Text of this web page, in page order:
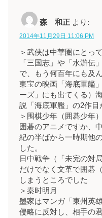
森 和正 より:
2014年11月29日 11:06 PM
＞武侠は中華圏にとっ
「三国志」や「水滸伝
で、もう何百年にも及
東宝の映画「海底軍艦
ーズ」にも出てくる）
説「海底軍艦」の2作目
＞围棋少年（囲碁少年）
囲碁のアニメですか、
紀の半ばから一時期他
した。
日中戦争（「未完の対
だけでなく文革で囲碁
しまうところでした
＞秦时明月
墨家はマンガ「東州英
侵略に反対し、相手の